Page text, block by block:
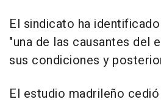
El sindicato ha
"una de las causantes del
sus condiciones y
El estudio madrileño